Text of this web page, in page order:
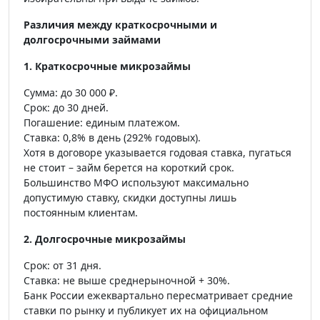
Различия между краткосрочными и
долгосрочными займами
1. Краткосрочные микрозаймы
Сумма: до 30 000 ₽.
Срок: до 30 дней.
Погашение: единым платежом.
Ставка: 0,8% в день (292% годовых).
Хотя в договоре указывается годовая ставка, пугаться
не стоит – займ берется на короткий срок.
Большинство МФО используют максимально
допустимую ставку, скидки доступны лишь
постоянным клиентам.
2. Долгосрочные микрозаймы
Срок: от 31 дня.
Ставка: не выше среднерыночной + 30%.
Банк России ежеквартально пересматривает средние
ставки по рынку и публикует их на официальном